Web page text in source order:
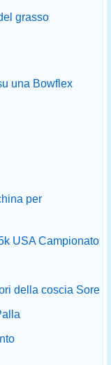
grasso
una Bowflex
per
USA Campionato
della coscia Sore